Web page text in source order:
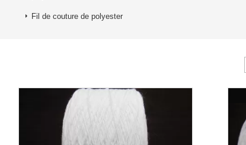
Fil de couture de polyester